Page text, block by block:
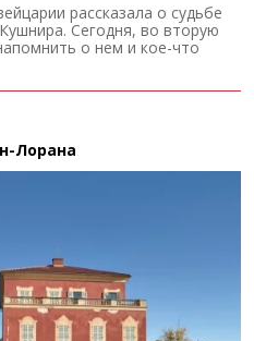
рассказала о судьбе
Сегодня, во вторую
о нем и кое-что
Лорана